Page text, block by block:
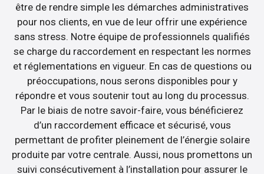
être de rendre simple les démarches administratives
pour nos clients, en vue de leur offrir une expérience
sans stress. Notre équipe de professionnels qualifiés
se charge du raccordement en respectant les normes
et réglementations en vigueur. En cas de questions ou
préoccupations, nous serons disponibles pour y
répondre et vous soutenir tout au long du processus.
Par le biais de notre savoir-faire, vous bénéficierez
d’un raccordement efficace et sécurisé, vous
permettant de profiter pleinement de l’énergie solaire
produite par votre centrale. Aussi, nous promettons un
suivi consécutivement à l’installation pour assurer le